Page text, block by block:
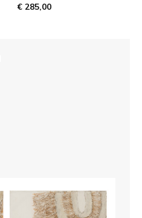
€ 285,00